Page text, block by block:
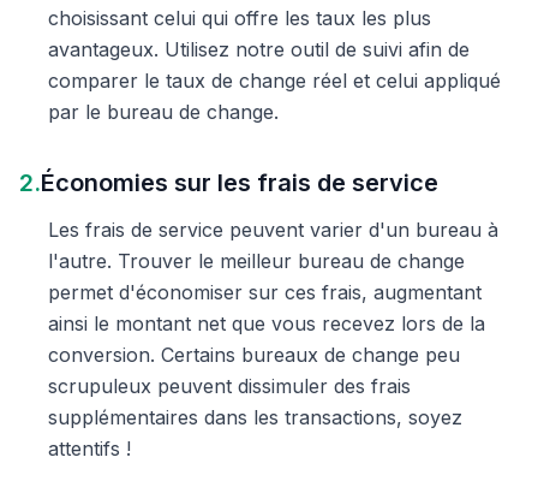
choisissant celui qui offre les taux les plus
avantageux. Utilisez notre outil de suivi afin de
comparer le taux de change réel et celui appliqué
par le bureau de change.
2.Économies sur les frais de service
Les frais de service peuvent varier d'un bureau à
l'autre. Trouver le meilleur bureau de change
permet d'économiser sur ces frais, augmentant
ainsi le montant net que vous recevez lors de la
conversion. Certains bureaux de change peu
scrupuleux peuvent dissimuler des frais
supplémentaires dans les transactions, soyez
attentifs !